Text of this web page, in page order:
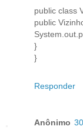
public class
public
}
}
Responder
Anônimo